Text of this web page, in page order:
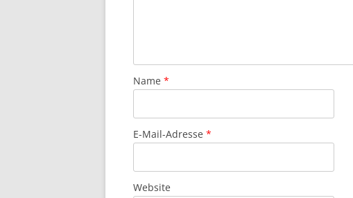
Name *
E-Mail-Adresse *
Website